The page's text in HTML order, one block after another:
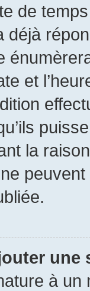
de
déjà
et
la
une
à un